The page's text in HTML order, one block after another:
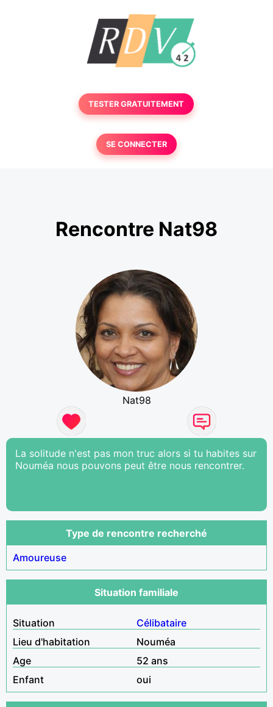
TESTER GRATUITEMENT
SE CONNECTER
Rencontre Nat98
Nat98
La solitude n'est pas mon truc alors si tu habites sur
Nouméa nous pouvons peut être nous rencontrer.
Type de rencontre recherché
Amoureuse
Situation familiale
Situation
Célibataire
Lieu d'habitation
Nouméa
Age
52 ans
Enfant
oui